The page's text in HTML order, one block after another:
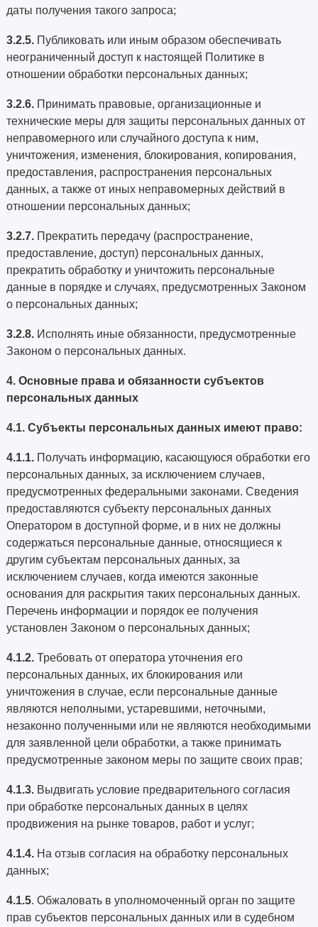
даты получения такого запроса;
3.2.5. Публиковать или иным образом обеспечивать
неограниченный доступ к настоящей Политике в
отношении обработки персональных данных;
3.2.6. Принимать правовые, организационные и
технические меры для защиты персональных данных от
неправомерного или случайного доступа к ним,
уничтожения, изменения, блокирования, копирования,
предоставления, распространения персональных
данных, а также от иных неправомерных действий в
отношении персональных данных;
3.2.7. Прекратить передачу (распространение,
предоставление, доступ) персональных данных,
прекратить обработку и уничтожить персональные
данные в порядке и случаях, предусмотренных Законом
о персональных данных;
3.2.8. Исполнять иные обязанности, предусмотренные
Законом о персональных данных.
4. Основные права и обязанности субъектов
персональных данных
4.1. Субъекты персональных данных имеют право:
4.1.1. Получать информацию, касающуюся обработки его
персональных данных, за исключением случаев,
предусмотренных федеральными законами. Сведения
предоставляются субъекту персональных данных
Оператором в доступной форме, и в них не должны
содержаться персональные данные, относящиеся к
другим субъектам персональных данных, за
исключением случаев, когда имеются законные
основания для раскрытия таких персональных данных.
Перечень информации и порядок ее получения
установлен Законом о персональных данных;
4.1.2. Требовать от оператора уточнения его
персональных данных, их блокирования или
уничтожения в случае, если персональные данные
являются неполными, устаревшими, неточными,
незаконно полученными или не являются необходимыми
для заявленной цели обработки, а также принимать
предусмотренные законом меры по защите своих прав;
4.1.3. Выдвигать условие предварительного согласия
при обработке персональных данных в целях
продвижения на рынке товаров, работ и услуг;
4.1.4. На отзыв согласия на обработку персональных
данных;
4.1.5. Обжаловать в уполномоченный орган по защите
прав субъектов персональных данных или в судебном